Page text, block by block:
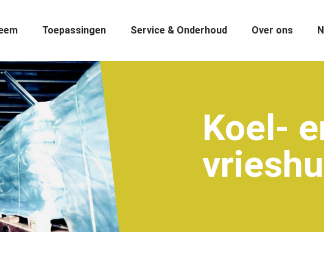
Toepassingen Service & Onderhoud Over ons
Koel-